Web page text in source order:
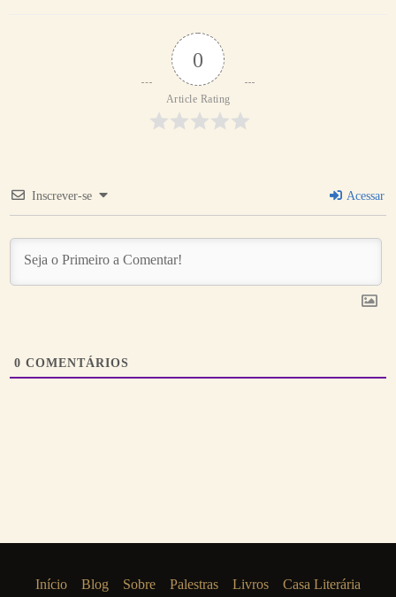
0
Article Rating
Inscrever-se Acessar
0 COMENTÁRIOS
Início Blog Sobre Palestras Livros Casa Literária